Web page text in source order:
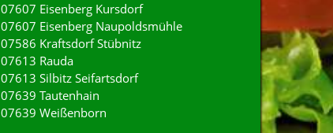
07607 Eisenberg Kursdorf
07607 Eisenberg Naupoldsmühle
07586 Kraftsdorf Stübnitz
07613 Rauda
07613 Silbitz Seifartsdorf
07639 Tautenhain
07639 Weißenborn